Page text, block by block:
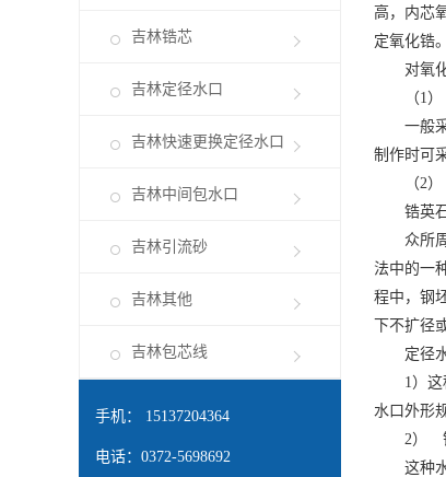
吉林锆芯
吉林定径水口
吉林快速更换定径水口
吉林中间包水口
吉林引流砂
吉林其他
吉林包芯线
手机： 15137204364
电话：0372-5698692
高，内芯
定氧化锆。
对氧
（1）
一般采
制作时可
（2）
锆英石
众所周
法中的一
程中，钢
下不扩径
定径水
1）这种
水口外形
2） 镶
这种水